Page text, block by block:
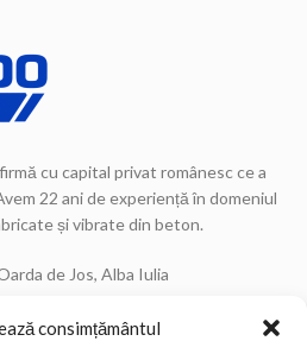
consimțământul
cu capital privat românesc ce a
22 ani de experiență în domeniul
și vibrate din beton.
de Jos, Alba Iulia